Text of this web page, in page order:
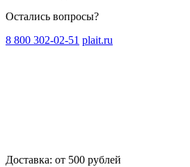
Остались вопросы?
8 800 302-02-51 plait.ru
Доставка: от 500 рублей